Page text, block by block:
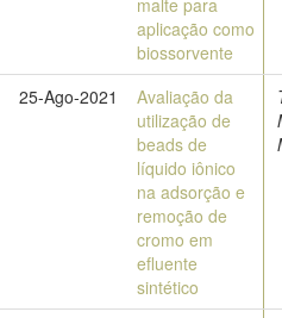
malte para
aplicação como
biossorvente
25-Ago-2021
Avaliação da
utilização de
beads de
líquido iônico
na adsorção e
remoção de
cromo em
efluente
sintético